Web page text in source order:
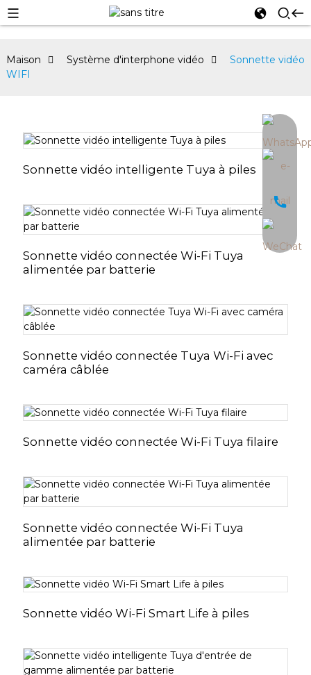
Maison Système d'interphone vidéo
Sonnette vidéo
WIFI
Sonnette vidéo intelligente Tuya à piles
Sonnette vidéo connectée Wi-Fi Tuya
alimentée par batterie
Sonnette vidéo connectée Tuya Wi-Fi avec
caméra câblée
Sonnette vidéo connectée Wi-Fi Tuya filaire
Sonnette vidéo connectée Wi-Fi Tuya
alimentée par batterie
Sonnette vidéo Wi-Fi Smart Life à piles